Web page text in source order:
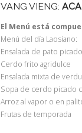
VANG VIENG:
El Menú está
Menú del día Laosiano:
Ensalada de pato
Cerdo frito agridulce
Ensalada mixta de
Sopa de cerdo picado
Arroz al vapor o en
Frutas de temporada